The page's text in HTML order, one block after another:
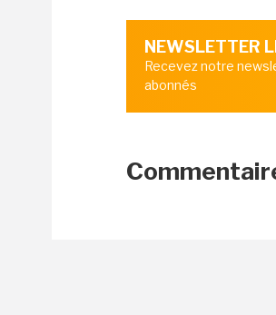
NEWSLETTER
Recevez notre
abonnés